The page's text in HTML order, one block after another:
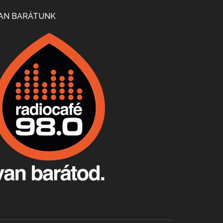
Apr 24, 2026 • 00:38:10
Villány, kékfrankos, Jackfall
Apr 17, 2026 • 00:35:38
Apr 9, 2026 • 00:37:17
BARÁTUNK